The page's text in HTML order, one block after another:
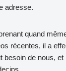
adresse.
quand
récentes, il a
besoin de nous,